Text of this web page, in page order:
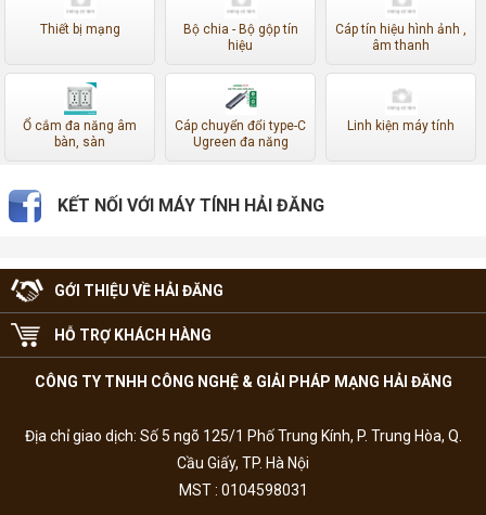
Thiết bị mạng
Bộ chia - Bộ gộp tín
hiệu
Cáp tín hiệu hình ảnh ,
âm thanh
Ổ cắm đa năng âm
bàn, sàn
Cáp chuyển đổi type-C
Ugreen đa năng
Linh kiện máy tính
KẾT NỐI VỚI MÁY TÍNH HẢI ĐĂNG
GỚI THIỆU VỀ HẢI ĐĂNG
HỖ TRỢ KHÁCH HÀNG
CÔNG TY TNHH CÔNG NGHỆ & GIẢI PHÁP MẠNG HẢI ĐĂNG
Địa chỉ giao dịch: Số 5 ngõ 125/1 Phố Trung Kính, P. Trung Hòa, Q.
Cầu Giấy, TP. Hà Nội
MST : 0104598031